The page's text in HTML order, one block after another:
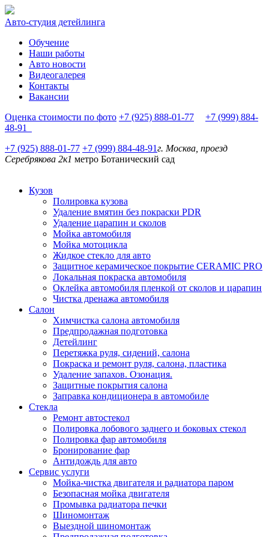
Авто-студия детейлинга
Обучение
Наши работы
Авто новости
Видеогалерея
Контакты
Вакансии
Оценка стоимости по фото +7 (925) 888-01-77
+7 (999) 884-
48-91
+7 (925) 888-01-77 +7 (999) 884-48-91г. Москва, проезд
Серебрякова 2к1 метро Ботанический сад
Кузов
Полировка кузова
Удаление вмятин без покраски PDR
Удаление царапин и сколов
Мойка автомобиля
Мойка мотоцикла
Жидкое стекло для авто
Защитное керамическое покрытие CERAMIC PRO
Локальная покраска автомобиля
Оклейка автомобиля пленкой от сколов и царапин
Чистка дренажа автомобиля
Салон
Химчистка салона автомобиля
Предпродажная подготовка
Детейлинг
Перетяжка руля, сидений, салона
Покраска и ремонт руля, салона, пластика
Удаление запахов. Озонация.
Защитные покрытия салона
Заправка кондиционера в автомобиле
Стекла
Ремонт автостекол
Полировка лобового заднего и боковых стекол
Полировка фар автомобиля
Бронирование фар
Антидождь для авто
Сервис услуги
Мойка-чистка двигателя и радиатора паром
Безопасная мойка двигателя
Промывка радиатора печки
Шиномонтаж
Выездной шиномонтаж